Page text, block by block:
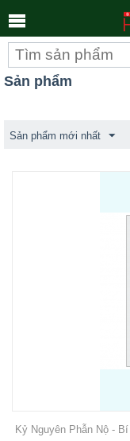
Sản phẩm
Sản phẩm mới nhất
Kỷ Nguyên Phẫn Nộ -